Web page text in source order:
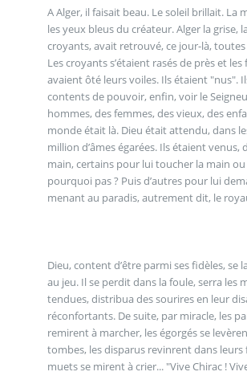
A Alger, il faisait beau. Le soleil brillait. La
les yeux bleus du créateur. Alger la grise,
croyants, avait retrouvé, ce jour-là, toutes
Les croyants s’étaient rasés de près et les
avaient ôté leurs voiles. Ils étaient "nus".
contents de pouvoir, enfin, voir le
hommes, des femmes, des vieux, des
monde était là. Dieu était attendu, dans
million d’âmes égarées. Ils étaient venus,
main, certains pour lui toucher la main ou
pourquoi pas ? Puis d’autres pour lui
menant au paradis, autrement dit, le
Dieu, content d’être parmi ses fidèles, se
au jeu. Il se perdit dans la foule, serra les
tendues, distribua des sourires en leur
réconfortants. De suite, par miracle, les
remirent à marcher, les égorgés se
tombes, les disparus revinrent dans leurs
muets se mirent à crier... "Vive Chirac !